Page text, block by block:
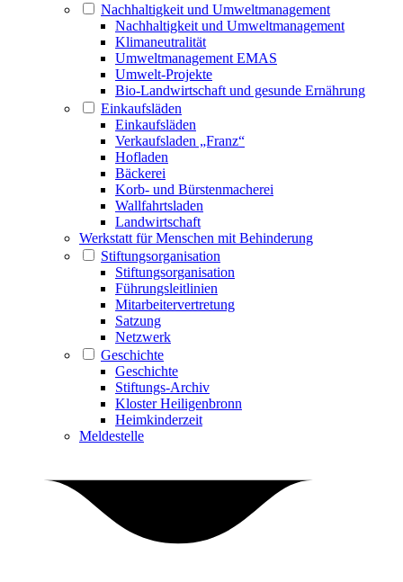
Nachhaltigkeit und Umweltmanagement
Nachhaltigkeit und Umweltmanagement
Klimaneutralität
Umweltmanagement EMAS
Umwelt-Projekte
Bio-Landwirtschaft und gesunde Ernährung
Einkaufsläden
Einkaufsläden
Verkaufsladen „Franz“
Hofladen
Bäckerei
Korb- und Bürstenmacherei
Wallfahrtsladen
Landwirtschaft
Werkstatt für Menschen mit Behinderung
Stiftungsorganisation
Stiftungsorganisation
Führungsleitlinien
Mitarbeitervertretung
Satzung
Netzwerk
Geschichte
Geschichte
Stiftungs-Archiv
Kloster Heiligenbronn
Heimkinderzeit
Meldestelle